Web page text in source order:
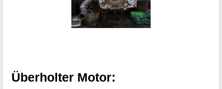
Überholter Motor: